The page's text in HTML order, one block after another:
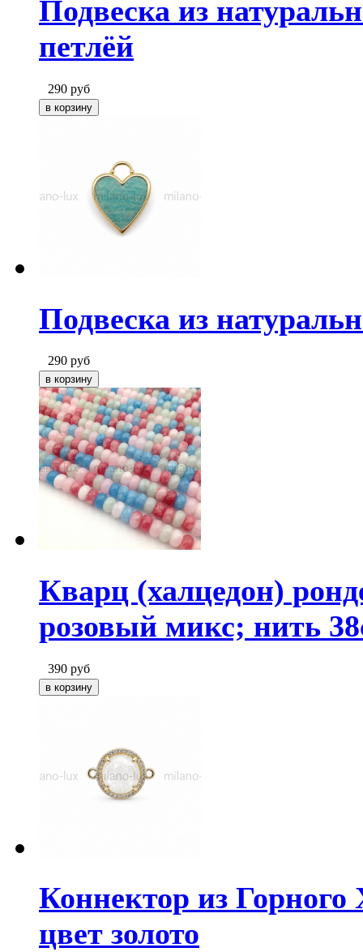
Подвеска из
петлёй
290 руб
Подвеска из
290 руб
Кварц (халцедон)
розовый микс; нить
390 руб
Коннектор из
цвет золото